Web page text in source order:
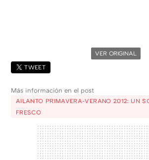
VER ORIGINAL
TWEET
Más información en el post
AILANTO PRIMAVERA-VERANO 2012: UN
FRESCO